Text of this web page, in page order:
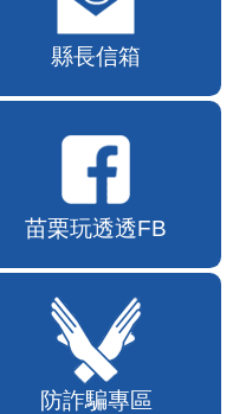
縣長信箱
苗栗玩透透FB
防詐騙專區